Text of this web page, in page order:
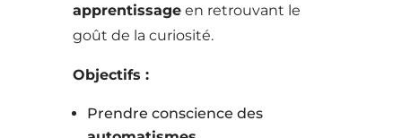
apprentissage en retrouvant le
goût de la curiosité.
Objectifs :
Prendre conscience des